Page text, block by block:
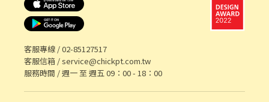
客服專線 /02-85127517
客服信箱 /service@chickpt.com.tw
服務時間 / 週一 至 週五 09：00 - 18：00